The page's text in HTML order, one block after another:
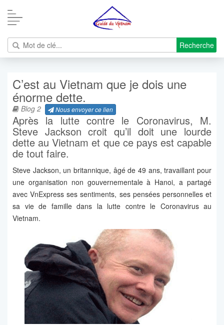
Recherche
C’est au Vietnam que je dois une
énorme dette.
Blog 2 Nous envoyer ce lien
Après la lutte contre le Coronavirus, M.
Steve Jackson croit qu’il doit une lourde
dette au Vietnam et que ce pays est capable
de tout faire.
Steve Jackson, un britannique, âgé de 49 ans, travaillant pour
une organisation non gouvernementale à Hanoi, a partagé
avec VnExpress ses sentiments, ses pensées personnelles et
sa vie de famille dans la lutte contre le Coronavirus au
Vietnam.